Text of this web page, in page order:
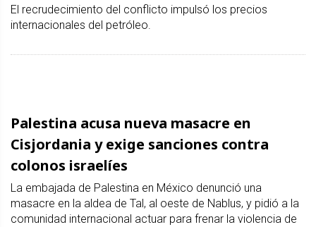
El recrudecimiento del conflicto impulsó los precios
internacionales del petróleo.
Palestina acusa nueva masacre en
Cisjordania y exige sanciones contra
colonos israelíes
La embajada de Palestina en México denunció una
masacre en la aldea de Tal, al oeste de Nablus, y pidió a la
comunidad internacional actuar para frenar la violencia de